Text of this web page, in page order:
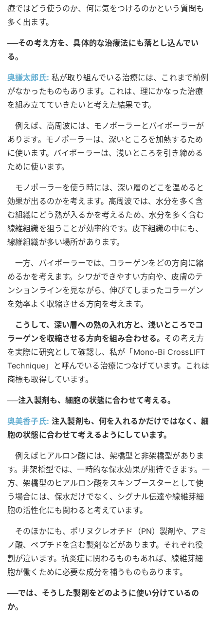
療ではどう使うのか、何に気をつけるのかという質問も
多く出ます。
──その考え方を、具体的な治療法にも落とし込んでい
る。
奥謙太郎氏: 私が取り組んでいる治療には、これまで前例
がなかったものもあります。これは、理にかなった治療
を組み立てていきたいと考えた結果です。
例えば、高周波には、モノポーラーとバイポーラーが
あります。モノポーラーは、深いところを加熱するため
に使います。バイポーラーは、浅いところを引き締める
ために使います。
モノポーラーを使う時には、深い層のどこを温めると
効果が出るのかを考えます。高周波では、水分を多く含
む組織にどう熱が入るかを考えるため、水分を多く含む
線維組織を狙うことが効率的です。皮下組織の中にも、
線維組織が多い場所があります。
一方、バイポーラーでは、コラーゲンをどの方向に縮
めるかを考えます。シワができやすい方向や、皮膚のテ
ンションラインを見ながら、伸びてしまったコラーゲン
を効率よく収縮させる方向を考えます。
こうして、深い層への熱の入れ方と、浅いところでコ
ラーゲンを収縮させる方向を組み合わせる。 その考え方
を実際に研究として確認し、私が「Mono-Bi CrossLIFT
Technique」と呼んでいる治療につなげています。これは
商標も取得しています。
──注入製剤も、細胞の状態に合わせて考える。
奥美香子氏: 注入製剤も、何を入れるかだけではなく、細
胞の状態に合わせて考えるようにしています。
例えばヒアルロン酸には、架橋型と非架橋型がありま
す。非架橋型では、一時的な保水効果が期待できます。一
方、架橋型のヒアルロン酸をスキンブースターとして使
う場合には、保水だけでなく、シグナル伝達や線維芽細
胞の活性化にも関わると考えています。
そのほかにも、ポリヌクレオチド（PN）製剤や、アミ
ノ酸、ペプチドを含む製剤などがあります。それぞれ役
割が違います。抗炎症に関わるものもあれば、線維芽細
胞が働くために必要な成分を補うものもあります。
──では、そうした製剤をどのように使い分けているの
か。